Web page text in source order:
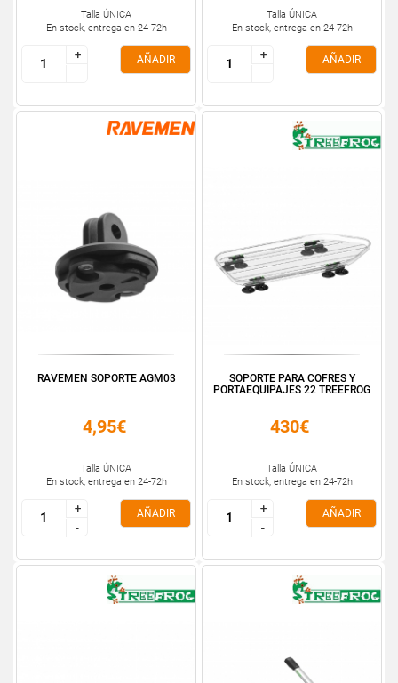
Talla ÚNICA
En stock, entrega en 24-72h
+
-
+
-
AÑADIR
Talla ÚNICA
En stock, entrega en 24-72h
+
-
+
-
AÑADIR
RAVEMEN SOPORTE AGM03
4,95€
Talla ÚNICA
En stock, entrega en 24-72h
+
-
+
-
AÑADIR
SOPORTE PARA COFRES Y
PORTAEQUIPAJES 22 TREEFROG
430€
Talla ÚNICA
En stock, entrega en 24-72h
+
-
+
-
AÑADIR